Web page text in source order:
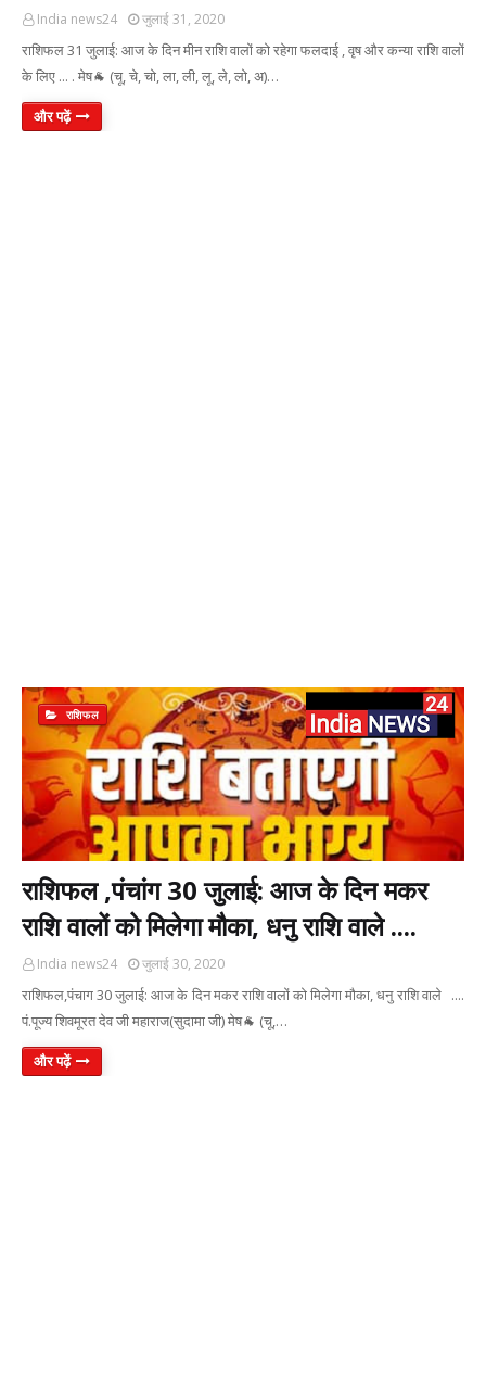
India news24 जुलाई 31, 2020
राशिफल 31 जुलाई: आज के दिन मीन राशि वालों को रहेगा फलदाई , वृष और कन्या राशि वालों
के लिए ... . मेष🐐 (चू, चे, चो, ला, ली, लू, ले, लो, अ)…
और पढ़ें
राशिफल
राशिफल ,पंचांग 30 जुलाई: आज के दिन मकर
राशि वालों को मिलेगा मौका, धनु राशि वाले ....
India news24 जुलाई 30, 2020
राशिफल,पंचाग 30 जुलाई: आज के दिन मकर राशि वालों को मिलेगा मौका, धनु राशि वाले ....
पं.पूज्य शिवमूरत देव जी महाराज(सुदामा जी) मेष🐐 (चू,…
और पढ़ें